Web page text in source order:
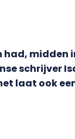
midden
schrijver
laat ook